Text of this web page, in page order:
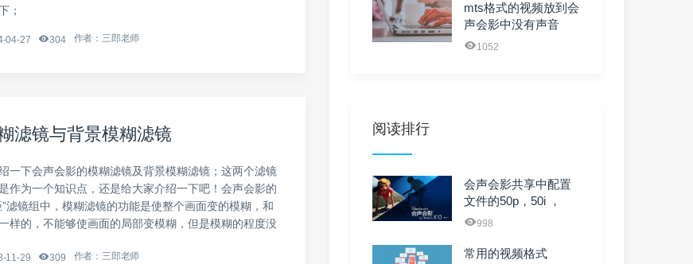
；
04-27 304 作者：三郎老师
滤镜与背景模糊滤镜
一下会声会影的模糊滤镜及背景模糊滤镜；这两个滤镜
作为一个知识点，还是给大家介绍一下吧！会声会影的
滤镜组中，模糊滤镜的功能是使整个画面变的模糊，和
样的，不能够使画面的局部变模糊，但是模糊的程度没
11-29 309 作者：三郎老师
mts格式的视频放到会
声会影中没有声音
1052
阅读排行
会声会影共享中配置
文件的50p，50i ，
25fps，10M ...
998
常用的视频格式